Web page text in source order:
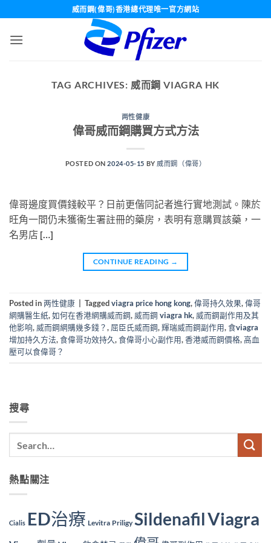
content
威而鋼(偉哥)香港總代理唯一官方網站
TAG ARCHIVES: 威而鋼 VIAGRA HK
两性健康
偉哥威而鋼購買方式方法
POSTED ON2024-05-15 BY 威而鋼（偉哥）
偉哥邊度買價錢較平？日前更偕同記者進行實地測試。陳於
旺角一間仍未獲衞生署註冊的藥房，表明有意購買該藥，一
名男店 […]
CONTINUE READING →
Posted in两性健康 Taggedviagra price hong kong,偉哥持久效果,偉哥
網購醫生紙,如何在香港網購威而鋼, 威而鋼 viagra hk, 威而鋼副作用及其
他影响, 威而鋼網購幾多錢？, 屈臣氏威而鋼,輝瑞威而鋼副作用,食viagra
增加持久方法,食偉哥功效持久,食偉哥小心副作用,香港威而鋼價格,高血
壓可以食偉哥？
搜尋
熱點關注
Cialis ED治療 Levitra Priligy SildenafilViagra